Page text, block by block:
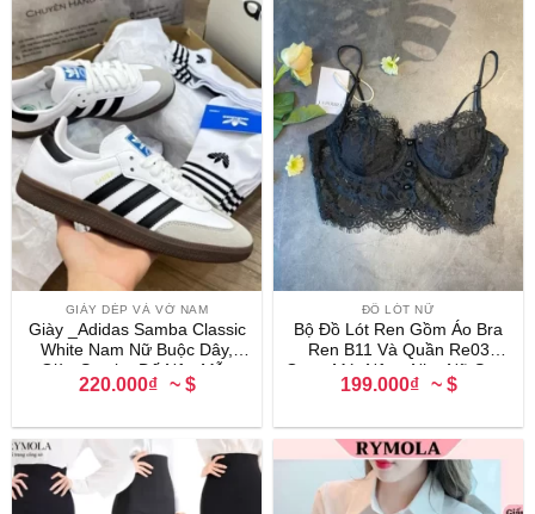
GIÀY DÉP VÀ VỚ NAM
Giày _Adidas Samba Classic
White Nam Nữ Buộc Dây,
Giày Samba Đế Nâu Mẫu
Hottrend Đủ Size Nam Nữ
220.000₫ ~ $
ĐỒ LÓT NỮ
Bộ Đồ Lót Ren Gồm Áo Bra
Ren B11 Và Quần Re03
Gọng Mút Nâng Nhẹ Nữ Sexy
Gợi Cảm La Perbra
199.000₫ ~ $